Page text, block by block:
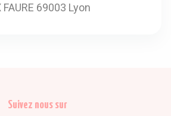
FAURE 69003 Lyon
Suivez nous sur